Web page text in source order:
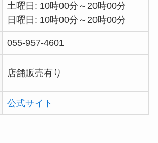
土曜日: 10時00分～20時00分
日曜日: 10時00分～20時00分
055-957-4601
店舗販売有り
公式サイト